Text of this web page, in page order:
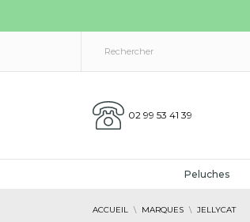
02 99 53 41 39
Peluches
ACCUEIL MARQUES JELLYCAT